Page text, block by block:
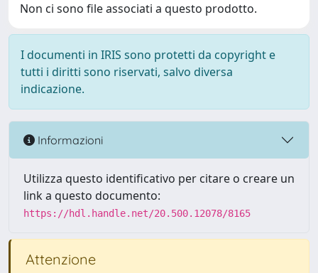
Non ci sono file associati a questo prodotto.
I documenti in IRIS sono protetti da copyright e
tutti i diritti sono riservati, salvo diversa
indicazione.
Informazioni
Utilizza questo identificativo per citare o creare un
link a questo documento:
https://hdl.handle.net/20.500.12078/8165
Attenzione